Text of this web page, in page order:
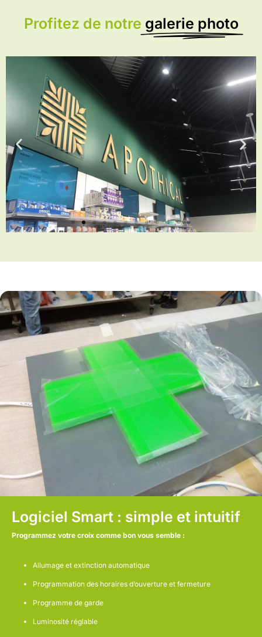
Profitez de notre galerie photo
Logiciel Smart : simple et intuitif
Programmez votre croix comme bon vous semble :
Allumage et extinction automatique
Programmation des horaires d’ouverture et fermeture
Programme de garde
Luminosité réglable